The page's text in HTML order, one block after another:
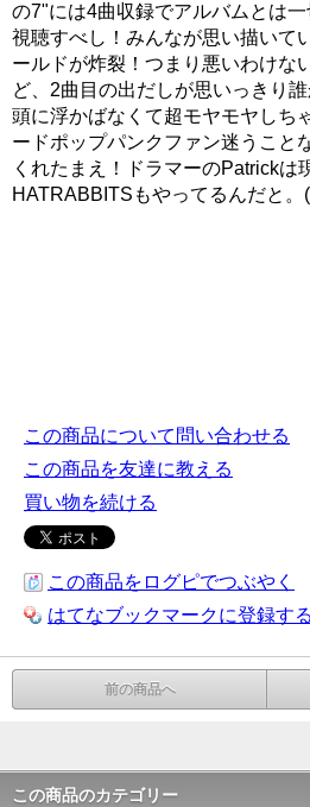
の7"には4曲収録でアルバムとは
視聴すべし！みんなが思い描いて
ールドが炸裂！つまり悪いわけな
ど、2曲目の出だしが思いっきり
頭に浮かばなくて超モヤモヤしち
ードポップパンクファン迷うこと
くれたまえ！ドラマーのPatrickは
HATRABBITSもやってるんだと。
この商品について問い合わせる
この商品を友達に教える
買い物を続ける
この商品をログピでつぶやく
はてなブックマークに登録する
前の商品へ
この商品のカテゴリー